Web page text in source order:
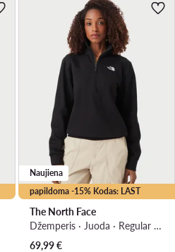
papildoma -15% Kodas: LAST
Naujiena
The North Face
Džemperis · Juoda · Regular Fit
69,99€